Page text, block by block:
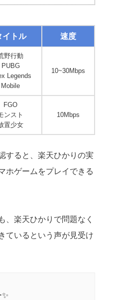
イトル 速度
野行動
PUBG
Legends
Mobile
10~30Mbps
FGO
ンスト
置少女
10Mbps
すると、楽天ひかりの実
ホゲームをプレイできる
、楽天ひかりで問題なく
ているという声が見受け